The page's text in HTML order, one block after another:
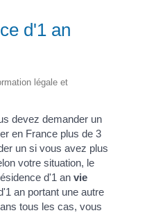
d'1 an
légale et
devez demander un
en France plus de 3
un si vous avez plus
votre situation, le
d'1 anvie
an portant une autre
tous les cas, vous